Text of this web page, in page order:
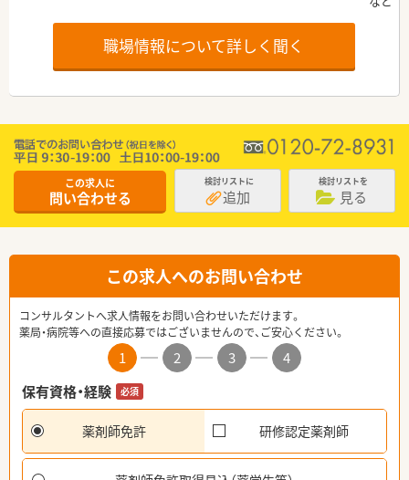
職場情報について詳しく聞く
この求人に
問い合わせる
検討リストに
追加
検討リストを
見る
この求人へのお問い合わせ
コンサルタントへ求人情報をお問い合わせいただけます。
薬局・病院等への直接応募ではございませんので、ご安心ください。
1 2 3
4
保有資格・経験
必須
薬剤師免許 研修認定薬剤師